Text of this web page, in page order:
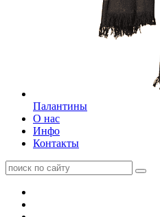
Палантины
О нас
Инфо
Контакты